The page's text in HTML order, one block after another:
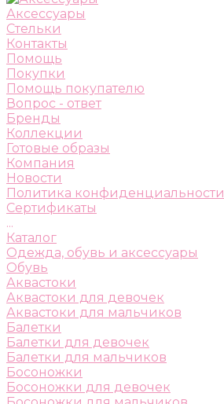
Аксессуары
Стельки
Контакты
Помощь
Покупки
Помощь покупателю
Вопрос - ответ
Бренды
Коллекции
Готовые образы
Компания
Новости
Политика конфиденциальности
Сертификаты
...
Каталог
Одежда, обувь и аксессуары
Обувь
Аквастоки
Аквастоки для девочек
Аквастоки для мальчиков
Балетки
Балетки для девочек
Балетки для мальчиков
Босоножки
Босоножки для девочек